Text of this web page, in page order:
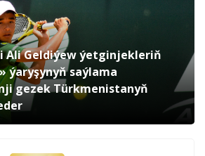
Ali Geldiýew ýetginjekleriň
ýaryşynyň saýlama
gezek Türkmenistanyň